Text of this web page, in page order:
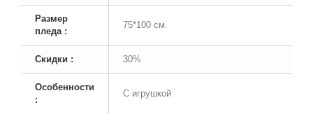
Размер
пледа :
75*100 см.
Скидки : 30%
Особенности
:
С игрушкой